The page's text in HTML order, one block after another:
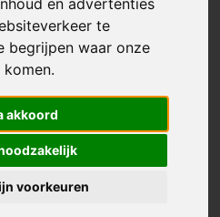
en advertenties
te
begrijpen waar onze
akkoord
voorkeuren